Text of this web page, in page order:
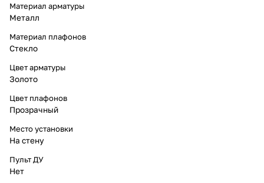
Материал арматуры
Металл
Материал плафонов
Стекло
Цвет арматуры
Золото
Цвет плафонов
Прозрачный
Место установки
На стену
Пульт ДУ
Нет